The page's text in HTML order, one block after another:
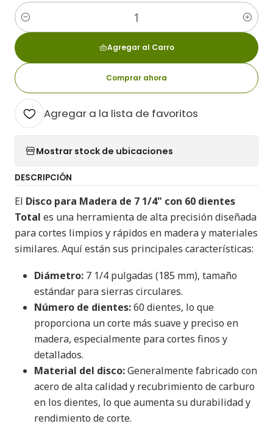
Cantidad
Agregar al Carro
Comprar ahora
Agregar a la lista de favoritos
Mostrar stock de ubicaciones
DESCRIPCIÓN
El Disco para Madera de 7 1/4" con 60 dientes
Total es una herramienta de alta precisión diseñada
para cortes limpios y rápidos en madera y materiales
similares. Aquí están sus principales características:
Diámetro: 7 1/4 pulgadas (185 mm), tamaño
estándar para sierras circulares.
Número de dientes:60 dientes, lo que
proporciona un corte más suave y preciso en
madera, especialmente para cortes finos y
detallados.
Material del disco:Generalmente fabricado con
acero de alta calidad y recubrimiento de carburo
en los dientes, lo que aumenta su durabilidad y
rendimiento de corte.